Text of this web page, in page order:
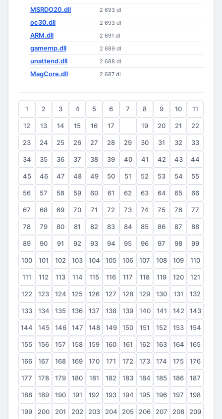
MSRDO20.dll 2 693 dl
oc30.dll 2 693 dl
ARM.dll 2 691 dl
gamemp.dll 2 689 dl
unattend.dll 2 688 dl
MagCore.dll 2 687 dl
1 2 3 4 5 6 7 8 9 10 11
12 13 14 15 16 17 19 20 21 22
23 24 25 26 27 28 29 30 31 32 33
34 35 36 37 38 39 40 41 42 43 44
45 46 47 48 49 50 51 52 53 54 55
56 57 58 59 60 61 62 63 64 65 66
67 68 69 70 71 72 73 74 75 76 77
78 79 80 81 82 83 84 85 86 87 88
89 90 91 92 93 94 95 96 97 98 99
100 101 102 103 104 105 106 107 108 109 110
111 112 113 114 115 116 117 118 119 120 121
122 123 124 125 126 127 128 129 130 131 132
133 134 135 136 137 138 139 140 141 142 143
144 145 146 147 148 149 150 151 152 153 154
155 156 157 158 159 160 161 162 163 164 165
166 167 168 169 170 171 172 173 174 175 176
177 178 179 180 181 182 183 184 185 186 187
188 189 190 191 192 193 194 195 196 197 198
199 200 201 202 203 204 205 206 207 208 209